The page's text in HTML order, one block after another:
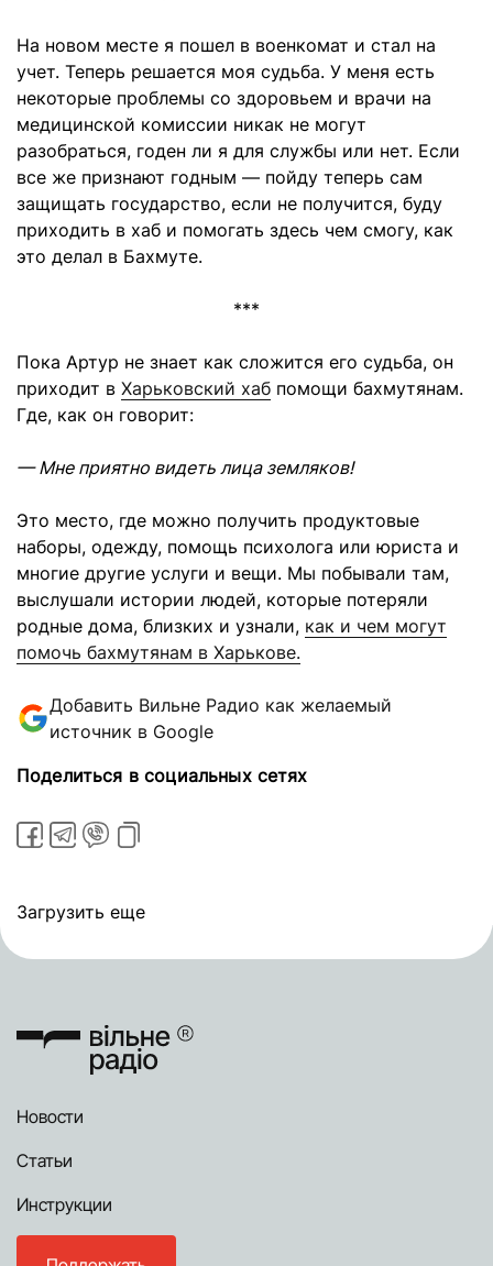
На новом месте я пошел в военкомат и стал на
учет. Теперь решается моя судьба. У меня есть
некоторые проблемы со здоровьем и врачи на
медицинской комиссии никак не могут
разобраться, годен ли я для службы или нет. Если
все же признают годным — пойду теперь сам
защищать государство, если не получится, буду
приходить в хаб и помогать здесь чем смогу, как
это делал в Бахмуте.
***
Пока Артур не знает как сложится его судьба, он
приходит в Харьковский хаб помощи бахмутянам.
Где, как он говорит:
— Мне приятно видеть лица земляков!
Это место, где можно получить продуктовые
наборы, одежду, помощь психолога или юриста и
многие другие услуги и вещи. Мы побывали там,
выслушали истории людей, которые потеряли
родные дома, близких и узнали, как и чем могут
помочь бахмутянам в Харькове.
Добавить Вильне Радио как желаемый
источник в Google
Поделиться в социальных сетях
Загрузить еще
Новости
Статьи
Инструкции